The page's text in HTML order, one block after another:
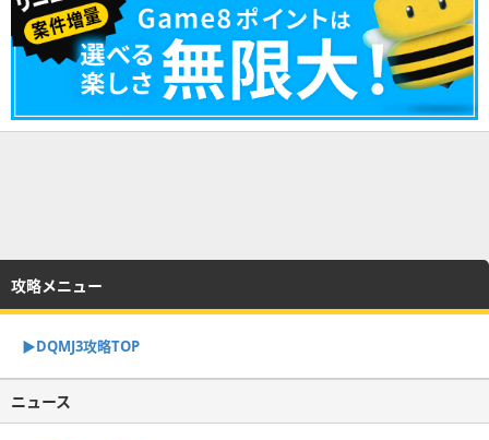
攻略メニュー
▶︎DQMJ3攻略TOP
ニュース